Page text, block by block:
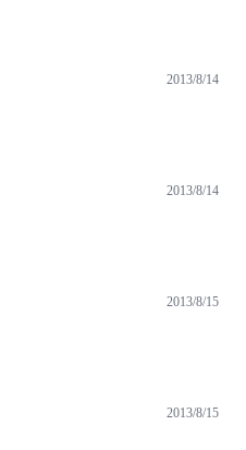
2013/8/14
2013/8/14
2013/8/15
2013/8/15